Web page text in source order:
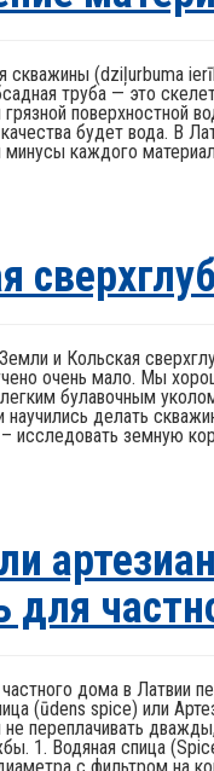
скважины (dziļurbuma
труба — это
грязной поверхностной
будет вода. В
каждого
и Кольская
очень мало. Мы
булавочным
делать
исследовать земную
для
дома в Латвии
(ūdens spice) или
переплачивать
1. Водяная спица